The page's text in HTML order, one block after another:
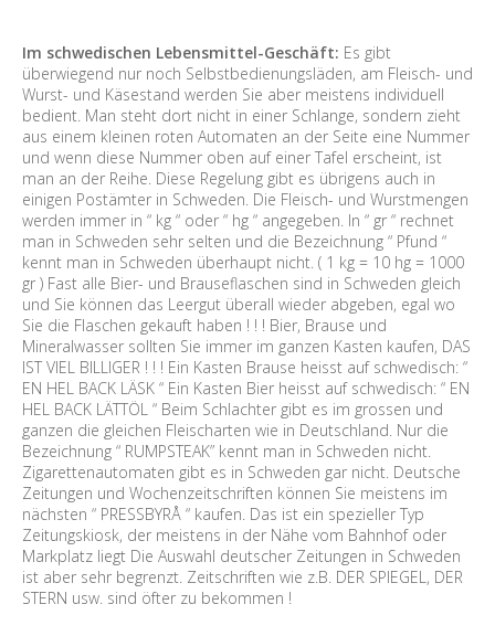
Im schwedischen Lebensmittel-Geschäft: Es gibt
überwiegend nur noch Selbstbedienungsläden, am Fleisch- und
Wurst- und Käsestand werden Sie aber meistens individuell
bedient. Man steht dort nicht in einer Schlange, sondern zieht
aus einem kleinen roten Automaten an der Seite eine Nummer
und wenn diese Nummer oben auf einer Tafel erscheint, ist
man an der Reihe. Diese Regelung gibt es übrigens auch in
einigen Postämter in Schweden. Die Fleisch- und Wurstmengen
werden immer in “ kg “ oder “ hg “ angegeben. In “ gr “ rechnet
man in Schweden sehr selten und die Bezeichnung “ Pfund “
kennt man in Schweden überhaupt nicht. ( 1 kg = 10 hg = 1000
gr ) Fast alle Bier- und Brauseflaschen sind in Schweden gleich
und Sie können das Leergut überall wieder abgeben, egal wo
Sie die Flaschen gekauft haben ! ! ! Bier, Brause und
Mineralwasser sollten Sie immer im ganzen Kasten kaufen, DAS
IST VIEL BILLIGER ! ! ! Ein Kasten Brause heisst auf schwedisch: “
EN HEL BACK LÄSK “ Ein Kasten Bier heisst auf schwedisch: “ EN
HEL BACK LÄTTÖL “ Beim Schlachter gibt es im grossen und
ganzen die gleichen Fleischarten wie in Deutschland. Nur die
Bezeichnung “ RUMPSTEAK” kennt man in Schweden nicht.
Zigarettenautomaten gibt es in Schweden gar nicht. Deutsche
Zeitungen und Wochenzeitschriften können Sie meistens im
nächsten “ PRESSBYRÅ “ kaufen. Das ist ein spezieller Typ
Zeitungskiosk, der meistens in der Nähe vom Bahnhof oder
Markplatz liegt Die Auswahl deutscher Zeitungen in Schweden
ist aber sehr begrenzt. Zeitschriften wie z.B. DER SPIEGEL, DER
STERN usw. sind öfter zu bekommen !